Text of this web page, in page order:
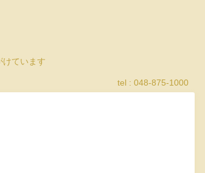
けています
tel : 048-875-1000